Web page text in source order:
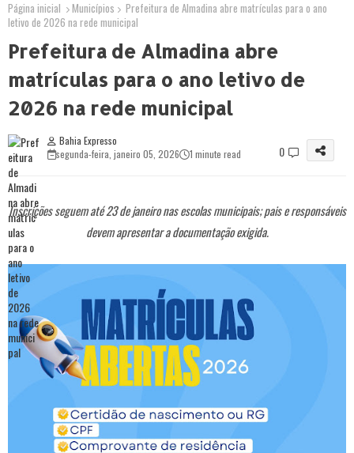
Página inicial Municípios
Prefeitura de Almadina abre matrículas para o ano
letivo de 2026 na rede municipal
Prefeitura de Almadina abre
matrículas para o ano letivo de
2026 na rede municipal
Bahia Expresso
segunda-feira, janeiro 05, 2026
1 minute read 0
Inscrições seguem até 23 de janeiro nas escolas municipais; pais e responsáveis
devem apresentar a documentação exigida.